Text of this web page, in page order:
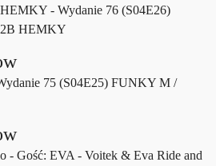
- Wydanie 76 (S04E26)
HEMKY
75 (S04E25) FUNKY M /
- Gość: EVA - Voitek & Eva Ride and